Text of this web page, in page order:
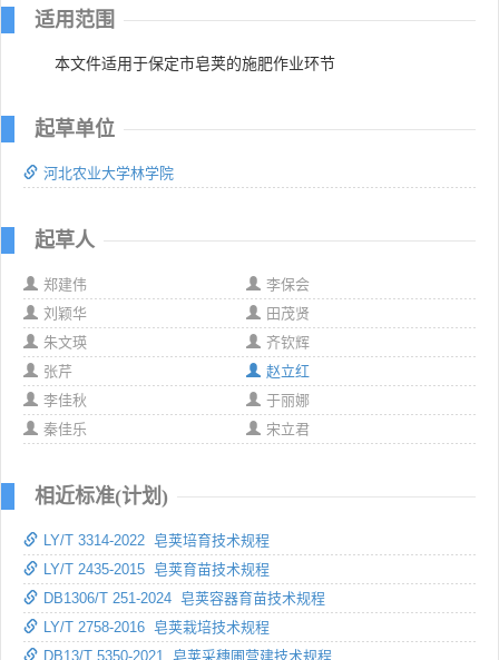
适用范围
本文件适用于保定市皂荚的施肥作业环节
起草单位
河北农业大学林学院
起草人
郑建伟
李保会
刘颖华
田茂贤
朱文瑛
齐钦辉
张芹
赵立红
李佳秋
于丽娜
秦佳乐
宋立君
相近标准(计划)
LY/T 3314-2022 皂荚培育技术规程
LY/T 2435-2015 皂荚育苗技术规程
DB1306/T 251-2024 皂荚容器育苗技术规程
LY/T 2758-2016 皂荚栽培技术规程
DB13/T 5350-2021 皂荚采穗圃营建技术规程